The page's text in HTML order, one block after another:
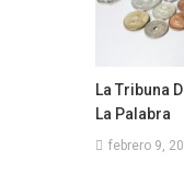
La Tribuna
La Palabra
febrero 9,